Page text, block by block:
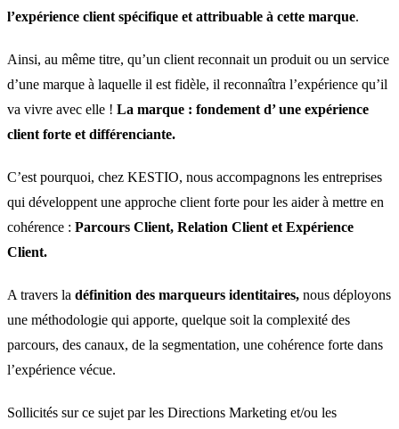
l’expérience client spécifique et attribuable à cette marque.
Ainsi, au même titre, qu’un client reconnait un produit ou un service
d’une marque à laquelle il est fidèle, il reconnaîtra l’expérience qu’il
va vivre avec elle ! La marque : fondement d’ une expérience
client forte et différenciante.
C’est pourquoi, chez KESTIO, nous accompagnons les entreprises
qui développent une approche client forte pour les aider à mettre en
cohérence : Parcours Client, Relation Client et Expérience
Client.
A travers la définition des marqueurs identitaires, nous déployons
une méthodologie qui apporte, quelque soit la complexité des
parcours, des canaux, de la segmentation, une cohérence forte dans
l’expérience vécue.
Sollicités sur ce sujet par les Directions Marketing et/ou les